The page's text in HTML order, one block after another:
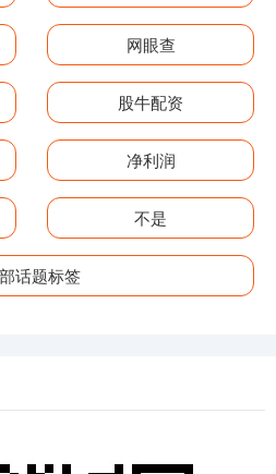
网眼查
股牛配资
净利润
不是
话题标签